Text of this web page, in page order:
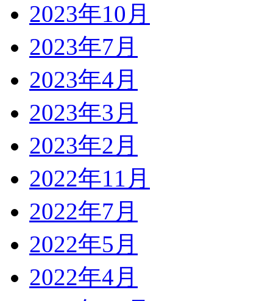
2023年10月
2023年7月
2023年4月
2023年3月
2023年2月
2022年11月
2022年7月
2022年5月
2022年4月